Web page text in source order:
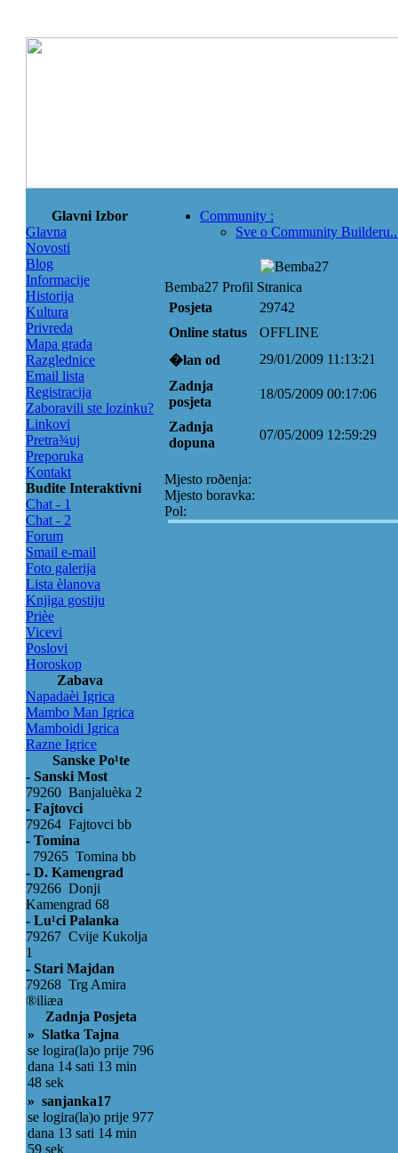
Glavni Izbor
Glavna
Novosti
Blog
Informacije
Historija
Kultura
Privreda
Mapa grada
Razglednice
Email lista
Registracija
Zaboravili ste lozinku?
Linkovi
Pretra¾uj
Preporuka
Kontakt
Budite Interaktivni
Chat - 1
Chat - 2
Forum
Smail e-mail
Foto galerija
Lista èlanova
Knjiga gostiju
Prièe
Vicevi
Poslovi
Horoskop
Zabava
Napadaèi Igrica
Mambo Man Igrica
Mamboidi Igrica
Razne Igrice
Sanske Po¹te
- Sanski Most
79260 Banjaluèka 2
- Fajtovci
79264 Fajtovci bb
- Tomina
79265 Tomina bb
- D. Kamengrad
79266 Donji
Kamengrad 68
- Lu¹ci Palanka
79267 Cvije Kukolja
1
- Stari Majdan
79268 Trg Amira
®iliæa
Zadnja Posjeta
» Slatka Tajna
se logira(la)o prije 796
dana 14 sati 13 min
48 sek
» sanjanka17
se logira(la)o prije 977
dana 13 sati 14 min
59 sek
Community :
Sve o Community
Bemba27 Profil Stranica
Posjeta
29742
Online status
OFFLINE
�lan od
29/01/2009 11:13:21
Zadnja
posjeta
18/05/2009 00:17:06
Zadnja
dopuna
07/05/2009 12:59:29
Mjesto roðenja:
Mjesto boravka:
Pol: